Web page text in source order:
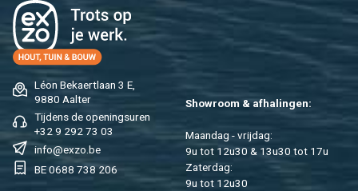
Léon Be­kaert­laan 3 E,
9880 Aal­ter
Tij­dens de ope­nings­uren
+32 9 292 73 03
info@​exzo.​be
BE 0688 738 206
Show­room & af­ha­lin­gen:
Maan­dag - vrij­dag:
9u tot 12u30 & 13u30 tot 17u
Za­ter­dag:
9u tot 12u30